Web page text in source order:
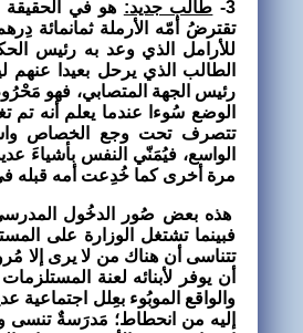
3- طالب جديد: هو في الحقيقة
تقترضُ أمّه الأرملة ثمانمائة
للأرامل الذي وعد به رئيس
الطالب الذي يرحل بعيدا عنهم
رئيس الجهة المتصابي، فهو
الوضع سُوءا عندما يعلم أنه تم
تتصرف تحت وجع الخصاص
الواسع، فيُمَنّي النفس بأشياءَ
مرة أخرى كما خُدِعت أمه قبله
هذه بعض صُور الدخُول المدرسي،
تتناسى أن هناك من لا يرى إلا
أن يوفر لأبنائه لعنة
والواقع الموبُوء بعِلل اجتماعية
إليه من انحطاط؛ مَدرَسةٌ